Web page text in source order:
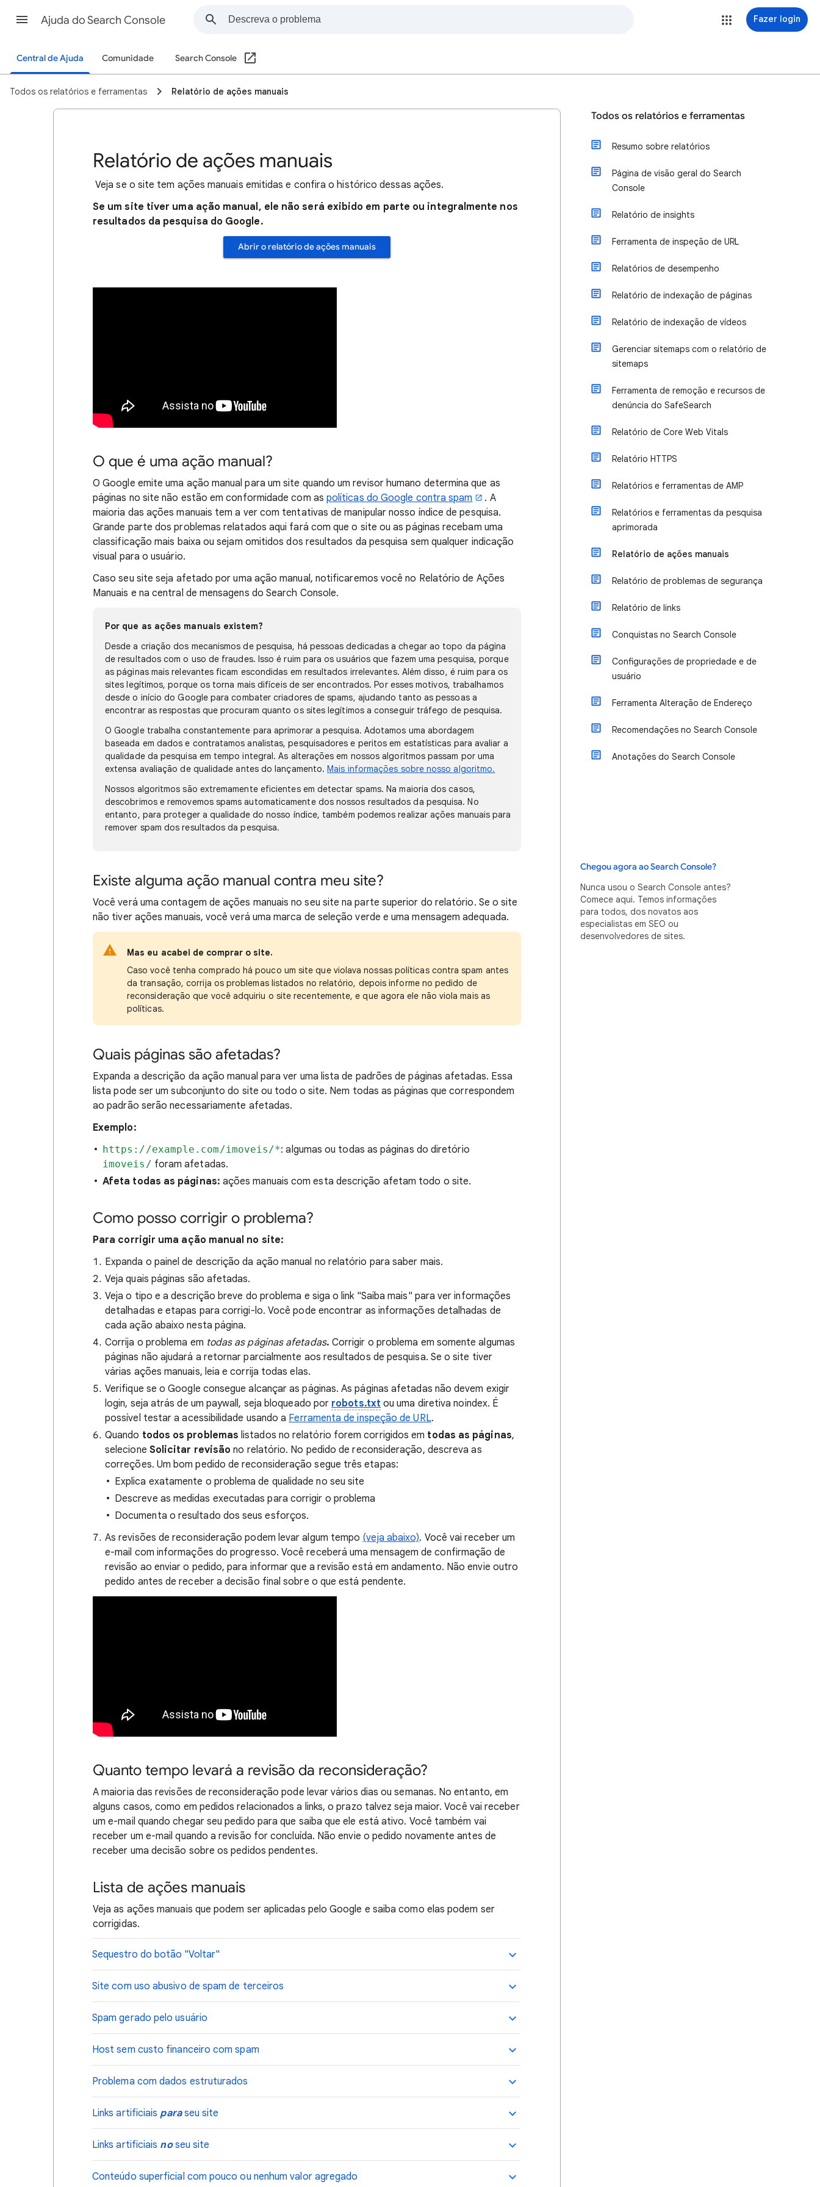
Ajuda do Search Console Fazer login
Central de Ajuda Comunidade Search Console
Todos os relatórios e ferramentas Relatório de ações manuais
Relatório de ações manuais
Veja se o site tem ações manuais emitidas e confira o histórico dessas ações.
Se um site tiver uma ação manual, ele não será exibido em parte ou integralmente nos
resultados da pesquisa do Google.
Abrir o relatório de ações manuais
O que é uma ação manual?
O Google emite uma ação manual para um site quando um revisor humano determina que as
páginas no site não estão em conformidade com as políticas do Google contra spam
. A
maioria das ações manuais tem a ver com tentativas de manipular nosso índice de pesquisa.
Grande parte dos problemas relatados aqui fará com que o site ou as páginas recebam uma
classificação mais baixa ou sejam omitidos dos resultados da pesquisa sem qualquer indicação
visual para o usuário.
Caso seu site seja afetado por uma ação manual, notificaremos você no Relatório de Ações
Manuais e na central de mensagens do Search Console.
Por que as ações manuais existem?
Desde a criação dos mecanismos de pesquisa, há pessoas dedicadas a chegar ao topo da página
de resultados com o uso de fraudes. Isso é ruim para os usuários que fazem uma pesquisa, porque
as páginas mais relevantes ficam escondidas em resultados irrelevantes. Além disso, é ruim para os
sites legítimos, porque os torna mais difíceis de ser encontrados. Por esses motivos, trabalhamos
desde o início do Google para combater criadores de spams, ajudando tanto as pessoas a
encontrar as respostas que procuram quanto os sites legítimos a conseguir tráfego de pesquisa.
O Google trabalha constantemente para aprimorar a pesquisa. Adotamos uma abordagem
baseada em dados e contratamos analistas, pesquisadores e peritos em estatísticas para avaliar a
qualidade da pesquisa em tempo integral. As alterações em nossos algoritmos passam por uma
extensa avaliação de qualidade antes do lançamento.Mais informações sobre nosso algoritmo.
Nossos algoritmos são extremamente eficientes em detectar spams. Na maioria dos casos,
descobrimos e removemos spams automaticamente dos nossos resultados da pesquisa. No
entanto, para proteger a qualidade do nosso índice, também podemos realizar ações manuais para
remover spam dos resultados da pesquisa.
Existe alguma ação manual contra meu site?
Você verá uma contagem de ações manuais no seu site na parte superior do relatório. Se o site
não tiver ações manuais, você verá uma marca de seleção verde e uma mensagem adequada.
Mas eu acabei de comprar o site.
Caso você tenha comprado há pouco um site que violava nossas políticas contra spam antes
da transação, corrija os problemas listados no relatório, depois informe no pedido de
reconsideração que você adquiriu o site recentemente, e que agora ele não viola mais as
políticas.
Quais páginas são afetadas?
Expanda a descrição da ação manual para ver uma lista de padrões de páginas afetadas. Essa
lista pode ser um subconjunto do site ou todo o site. Nem todas as páginas que correspondem
ao padrão serão necessariamente afetadas.
Exemplo:
https://example.com/imoveis/*: algumas ou todas as páginas do diretório
imoveis/ foram afetadas.
Afeta todas as páginas: ações manuais com esta descrição afetam todo o site.
Como posso corrigir o problema?
Para corrigir uma ação manual no site:
Expanda o painel de descrição da ação manual no relatório para saber mais.
Veja quais páginas são afetadas.
Veja o tipo e a descrição breve do problema e siga o link "Saiba mais" para ver informações
detalhadas e etapas para corrigi-lo. Você pode encontrar as informações detalhadas de
cada ação abaixo nesta página.
Corrija o problema em todas as páginas afetadas. Corrigir o problema em somente algumas
páginas não ajudará a retornar parcialmente aos resultados de pesquisa. Se o site tiver
várias ações manuais, leia e corrija todas elas.
Verifique se o Google consegue alcançar as páginas. As páginas afetadas não devem exigir
login, seja atrás de um paywall, seja bloqueado por robots.txt ou uma diretiva noindex. É
possível testar a acessibilidade usando a Ferramenta de inspeção de URL.
Quando todos os problemas listados no relatório forem corrigidos em todas as páginas,
selecione Solicitar revisão no relatório. No pedido de reconsideração, descreva as
correções. Um bom pedido de reconsideração segue três etapas:
Explica exatamente o problema de qualidade no seu site
Descreve as medidas executadas para corrigir o problema
Documenta o resultado dos seus esforços.
As revisões de reconsideração podem levar algum tempo (veja abaixo). Você vai receber um
e-mail com informações do progresso. Você receberá uma mensagem de confirmação de
revisão ao enviar o pedido, para informar que a revisão está em andamento. Não envie outro
pedido antes de receber a decisão final sobre o que está pendente.
Quanto tempo levará a revisão da reconsideração?
A maioria das revisões de reconsideração pode levar vários dias ou semanas. No entanto, em
alguns casos, como em pedidos relacionados a links, o prazo talvez seja maior. Você vai receber
um e-mail quando chegar seu pedido para que saiba que ele está ativo. Você também vai
receber um e-mail quando a revisão for concluída. Não envie o pedido novamente antes de
receber uma decisão sobre os pedidos pendentes.
Lista de ações manuais
Veja as ações manuais que podem ser aplicadas pelo Google e saiba como elas podem ser
corrigidas.
Sequestro do botão "Voltar"
Site com uso abusivo de spam de terceiros
Spam gerado pelo usuário
Host sem custo financeiro com spam
Problema com dados estruturados
Links artificiais paraseu site
Links artificiais noseu site
Conteúdo superficial com pouco ou nenhum valor agregado
Todos os relatórios e ferramentas
Resumo sobre relatórios
Página de visão geral do Search
Console
Relatório de insights
Ferramenta de inspeção de URL
Relatórios de desempenho
Relatório de indexação de páginas
Relatório de indexação de vídeos
Gerenciar sitemaps com o relatório de
sitemaps
Ferramenta de remoção e recursos de
denúncia do SafeSearch
Relatório de Core Web Vitals
Relatório HTTPS
Relatórios e ferramentas de AMP
Relatórios e ferramentas da pesquisa
aprimorada
Relatório de ações manuais
Relatório de problemas de segurança
Relatório de links
Conquistas no Search Console
Configurações de propriedade e de
usuário
Ferramenta Alteração de Endereço
Recomendações no Search Console
Anotações do Search Console
Chegou agora ao Search Console?
Nunca usou o Search Console antes?
Comece aqui. Temos informações
para todos, dos novatos aos
especialistas em SEO ou
desenvolvedores de sites.